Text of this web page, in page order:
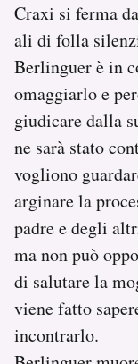
Craxi si ferma
ali di folla
Berlinguer è in
omaggiarlo e
giudicare dalla
ne sarà stato
vogliono
arginare la
padre e degli
ma non può
di salutare la
viene fatto
incontrarlo.